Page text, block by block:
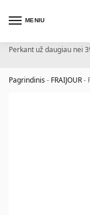
MENIU
Perkant už daugiau nei
Pagrindinis- FRAIJOUR-